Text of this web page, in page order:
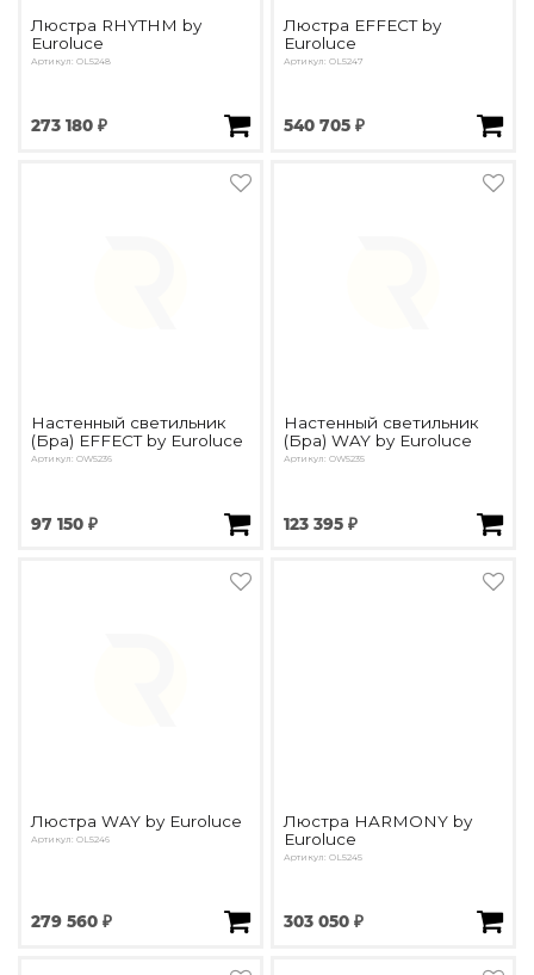
Люстра RHYTHM by
Euroluce
Артикул: OL5248
273 180 ₽
Люстра EFFECT by
Euroluce
Артикул: OL5247
540 705 ₽
Настенный светильник
(Бра) EFFECT by Euroluce
Артикул: OW5236
97 150 ₽
Настенный светильник
(Бра) WAY by Euroluce
Артикул: OW5235
123 395 ₽
Люстра WAY by Euroluce
Артикул: OL5246
279 560 ₽
Люстра HARMONY by
Euroluce
Артикул: OL5245
303 050 ₽